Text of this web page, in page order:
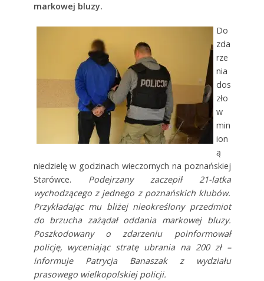
markowej bluzy.
Do
zda
rze
nia
dos
zło
w
min
ion
ą
niedzielę w godzinach wieczornych na poznańskiej
Starówce. Podejrzany zaczepił 21-latka
wychodzącego z jednego z poznańskich klubów.
Przykładając mu bliżej nieokreślony przedmiot
do brzucha zażądał oddania markowej bluzy.
Poszkodowany o zdarzeniu poinformował
policję, wyceniając stratę ubrania na 200 zł –
informuje Patrycja Banaszak z wydziału
prasowego wielkopolskiej policji.